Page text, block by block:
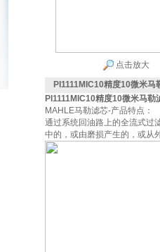
点击放大
PI1111MIC10精度10微米马
PI1111MIC10精度10微米马勒
MAHLE马勒滤芯-产品特点：
通过系统回油路上的全流式过
中的，或由磨损产生的，或从